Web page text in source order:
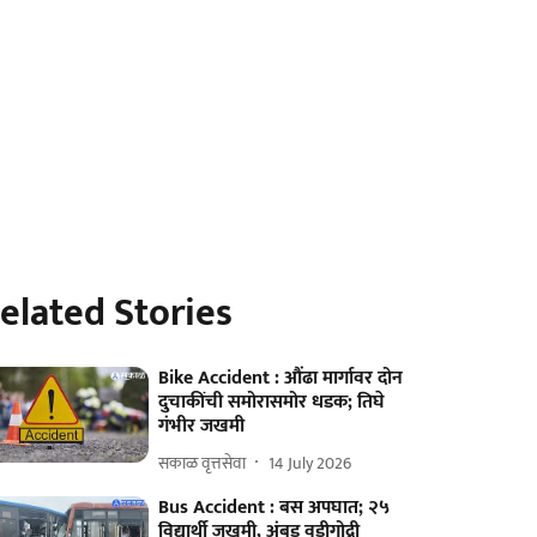
Stories
Bike Accident : औंढा मार्गावर दोन
दुचाकींची समोरासमोर धडक; तिघे
गंभीर जखमी
सकाळ वृत्तसेवा 14 July 2026
Bus Accident : बस अपघात; २५